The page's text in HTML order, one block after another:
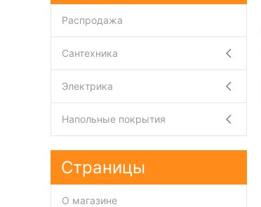
Распродажа
Сантехника
Электрика
Напольные покрытия
Страницы
О магазине